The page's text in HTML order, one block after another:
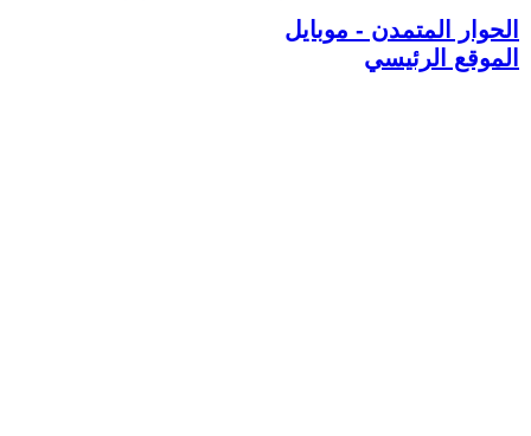
الحوار المتمدن - موبايل
الموقع الرئيسي